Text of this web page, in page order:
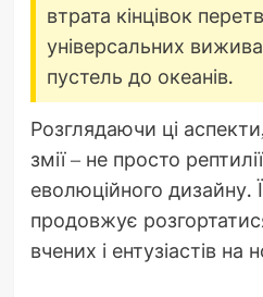
втрата кінцівок
універсальних
пустель до океанів.
Розглядаючи ці
змії – не просто
еволюційного дизайну.
продовжує
вчених і ентузіастів на